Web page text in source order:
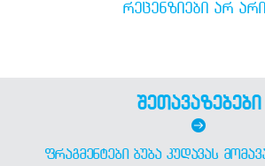
ᲠᲔᲪᲔᲜᲖᲘᲔᲑᲘ ᲐᲠ
შეთავაზებები
ᲤᲠᲐᲒᲛᲔᲜᲢᲔᲑᲘ ᲑᲣᲑᲐ ᲙᲣᲓᲐᲕᲐᲡ